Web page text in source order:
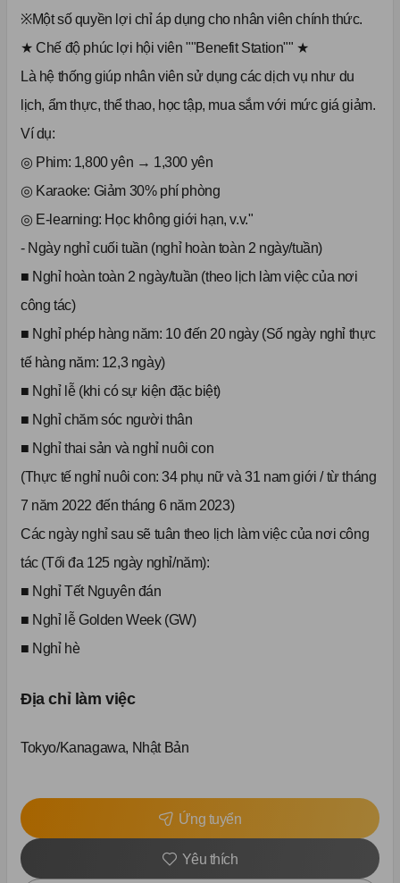
※Một số quyền lợi chỉ áp dụng cho nhân viên chính thức.
★ Chế độ phúc lợi hội viên ""Benefit Station"" ★
Là hệ thống giúp nhân viên sử dụng các dịch vụ như du
lịch, ẩm thực, thể thao, học tập, mua sắm với mức giá giảm.
Ví dụ:
◎ Phim: 1,800 yên → 1,300 yên
◎ Karaoke: Giảm 30% phí phòng
◎ E-learning: Học không giới hạn, v.v."
- Ngày nghỉ cuối tuần (nghỉ hoàn toàn 2 ngày/tuần)
■ Nghỉ hoàn toàn 2 ngày/tuần (theo lịch làm việc của nơi
công tác)
■ Nghỉ phép hàng năm: 10 đến 20 ngày (Số ngày nghỉ thực
tế hàng năm: 12,3 ngày)
■ Nghỉ lễ (khi có sự kiện đặc biệt)
■ Nghỉ chăm sóc người thân
■ Nghỉ thai sản và nghỉ nuôi con
(Thực tế nghỉ nuôi con: 34 phụ nữ và 31 nam giới / từ tháng
7 năm 2022 đến tháng 6 năm 2023)
Các ngày nghỉ sau sẽ tuân theo lịch làm việc của nơi công
tác (Tối đa 125 ngày nghỉ/năm):
■ Nghỉ Tết Nguyên đán
■ Nghỉ lễ Golden Week (GW)
■ Nghỉ hè
Địa chỉ làm việc
Tokyo/Kanagawa, Nhật Bản
Ứng tuyển
Yêu thích